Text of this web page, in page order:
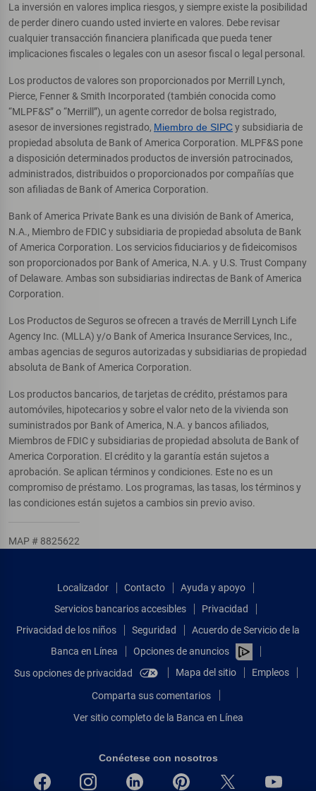
La inversión en valores implica riesgos, y siempre existe la posibilidad
de perder dinero cuando usted invierte en valores. Debe revisar
cualquier transacción financiera planificada que pueda tener
implicaciones fiscales o legales con un asesor fiscal o legal personal.
Los productos de valores son proporcionados por Merrill Lynch,
Pierce, Fenner & Smith Incorporated (también conocida como
“MLPF&S” o “Merrill”), un agente corredor de bolsa registrado,
asesor de inversiones registrado, Miembro de SIPCy subsidiaria de
propiedad absoluta de Bank of America Corporation. MLPF&S pone
a disposición determinados productos de inversión patrocinados,
administrados, distribuidos o proporcionados por compañías que
son afiliadas de Bank of America Corporation.
Bank of America Private Bank es una división de Bank of America,
N.A., Miembro de FDIC y subsidiaria de propiedad absoluta de Bank
of America Corporation. Los servicios fiduciarios y de fideicomisos
son proporcionados por Bank of America, N.A. y U.S. Trust Company
of Delaware. Ambas son subsidiarias indirectas de Bank of America
Corporation.
Los Productos de Seguros se ofrecen a través de Merrill Lynch Life
Agency Inc. (MLLA) y/o Bank of America Insurance Services, Inc.,
ambas agencias de seguros autorizadas y subsidiarias de propiedad
absoluta de Bank of America Corporation.
Los productos bancarios, de tarjetas de crédito, préstamos para
automóviles, hipotecarios y sobre el valor neto de la vivienda son
suministrados por Bank of America, N.A. y bancos afiliados,
Miembros de FDIC y subsidiarias de propiedad absoluta de Bank of
America Corporation. El crédito y la garantía están sujetos a
aprobación. Se aplican términos y condiciones. Este no es un
compromiso de préstamo. Los programas, las tasas, los términos y
las condiciones están sujetos a cambios sin previo aviso.
MAP # 8825622
Localizador Contacto
Ayuda y apoyo
Servicios bancarios accesibles
Privacidad
Privacidad de los niños
Seguridad
Acuerdo de Servicio de la
Banca en Línea
Opciones de anuncios
Sus opciones de privacidad
Mapa del sitio Empleos
Comparta sus comentarios
Ver sitio completo de la Banca en Línea
Conéctese con nosotros